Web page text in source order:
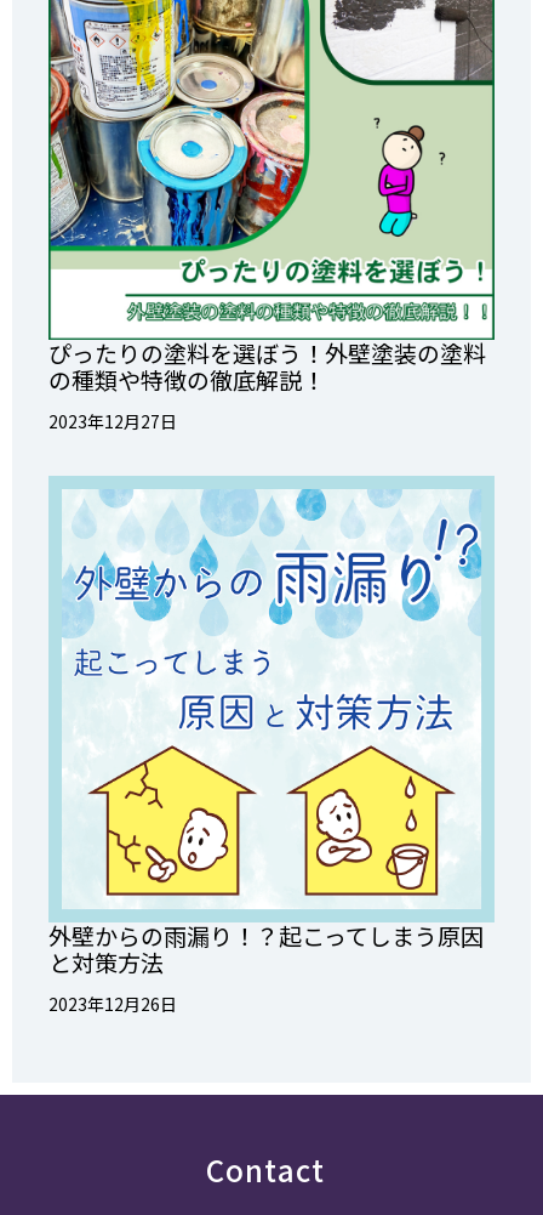
ぴったりの塗料を選ぼう！外壁塗装の塗料
の種類や特徴の徹底解説！
2023年12月27日
外壁からの雨漏り！？起こってしまう原因
と対策方法
2023年12月26日
Contact